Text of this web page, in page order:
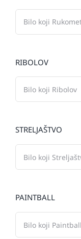
RIBOLOV
STRELJAŠTVO
PAINTBALL